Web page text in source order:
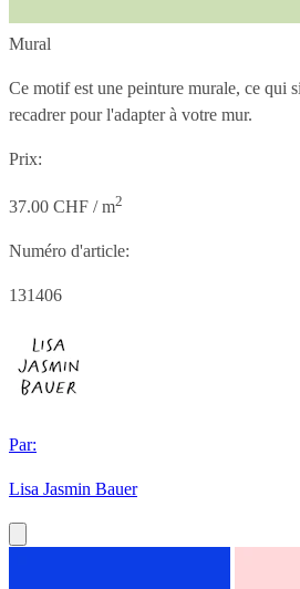
Mural
Ce motif est une peinture murale, ce qui
recadrer pour l'adapter à votre mur.
Prix:
37.00 CHF / m2
Numéro d'article:
131406
Par:
Lisa Jasmin Bauer